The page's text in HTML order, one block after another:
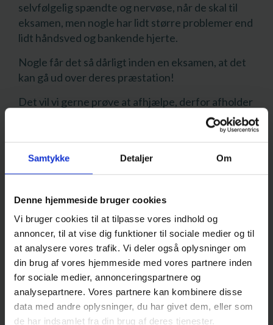
Samtykke Detaljer Om
Denne hjemmeside bruger cookies
Vi bruger cookies til at tilpasse vores indhold og
annoncer, til at vise dig funktioner til sociale medier og til
at analysere vores trafik. Vi deler også oplysninger om
din brug af vores hjemmeside med vores partnere inden
for sociale medier, annonceringspartnere og
analysepartnere. Vores partnere kan kombinere disse
data med andre oplysninger, du har givet dem, eller som
de har indsamlet fra din brug af deres tjenester.
selvfølgelig spændte og nervøse, når de skal til
eksamen, men nogle har lidt større problemer end
lidt håndsved og bankende hjerte.
Nogle får det så dårligt inden en eksamen, at det
kan gå ud over deres præstation!
Det vil vi gerne prøve at afhjælpe, derfor afholder
vi nogle workshops og et kursus, hvor du kan få
mulighed for at få nogle redskaber, der kan hjælpe
På workshop’en tager vi udgangspunkt i
som der er link til her:
Eksamensangst
Prøv ‘Test dig selv’ for at finde ud af, hvor
eksamensangst du er!
Tilmelding: hold øje med LUDUS, hvor kurserne